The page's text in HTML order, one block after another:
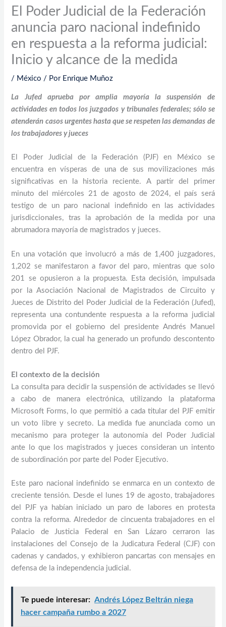
El Poder Judicial de la Federación
anuncia paro nacional indefinido
en respuesta a la reforma judicial:
Inicio y alcance de la medida
/ México / Por Enrique Muñoz
La Jufed aprueba por amplia mayoría la suspensión de
actividades en todos los juzgados y tribunales federales; sólo se
atenderán casos urgentes hasta que se respeten las demandas de
los trabajadores y jueces
El Poder Judicial de la Federación (PJF) en México se
encuentra en vísperas de una de sus movilizaciones más
significativas en la historia reciente. A partir del primer
minuto del miércoles 21 de agosto de 2024, el país será
testigo de un paro nacional indefinido en las actividades
jurisdiccionales, tras la aprobación de la medida por una
abrumadora mayoría de magistrados y jueces.
En una votación que involucró a más de 1,400 juzgadores,
1,202 se manifestaron a favor del paro, mientras que solo
201 se opusieron a la propuesta. Esta decisión, impulsada
por la Asociación Nacional de Magistrados de Circuito y
Jueces de Distrito del Poder Judicial de la Federación (Jufed),
representa una contundente respuesta a la reforma judicial
promovida por el gobierno del presidente Andrés Manuel
López Obrador, la cual ha generado un profundo descontento
dentro del PJF.
El contexto de la decisión
La consulta para decidir la suspensión de actividades se llevó
a cabo de manera electrónica, utilizando la plataforma
Microsoft Forms, lo que permitió a cada titular del PJF emitir
un voto libre y secreto. La medida fue anunciada como un
mecanismo para proteger la autonomía del Poder Judicial
ante lo que los magistrados y jueces consideran un intento
de subordinación por parte del Poder Ejecutivo.
Este paro nacional indefinido se enmarca en un contexto de
creciente tensión. Desde el lunes 19 de agosto, trabajadores
del PJF ya habían iniciado un paro de labores en protesta
contra la reforma. Alrededor de cincuenta trabajadores en el
Palacio de Justicia Federal en San Lázaro cerraron las
instalaciones del Consejo de la Judicatura Federal (CJF) con
cadenas y candados, y exhibieron pancartas con mensajes en
defensa de la independencia judicial.
Te puede interesar: Andrés López Beltrán niega
hacer campaña rumbo a 2027